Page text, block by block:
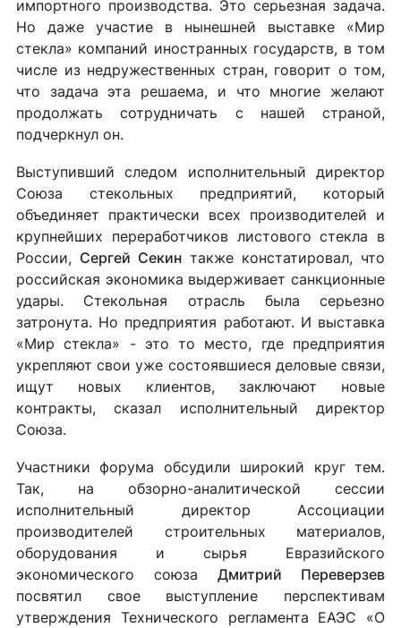
импортного производства. Это серьезная задача.
Но даже участие в нынешней выставке «Мир
стекла» компаний иностранных государств, в том
числе из недружественных стран, говорит о том,
что задача эта решаема, и что многие желают
продолжать сотрудничать с нашей страной,
подчеркнул он.
Выступивший следом исполнительный директор
Союза стекольных предприятий, который
объединяет практически всех производителей и
крупнейших переработчиков листового стекла в
России, Сергей Секин также констатировал, что
российская экономика выдерживает санкционные
удары. Стекольная отрасль была серьезно
затронута. Но предприятия работают. И выставка
«Мир стекла» - это то место, где предприятия
укрепляют свои уже состоявшиеся деловые связи,
ищут новых клиентов, заключают новые
контракты, сказал исполнительный директор
Союза.
Участники форума обсудили широкий круг тем.
Так, на обзорно-аналитической сессии
исполнительный директор Ассоциации
производителей строительных материалов,
оборудования и сырья Евразийского
экономического союза Дмитрий Переверзев
посвятил свое выступление перспективам
утверждения Технического регламента ЕАЭС «О